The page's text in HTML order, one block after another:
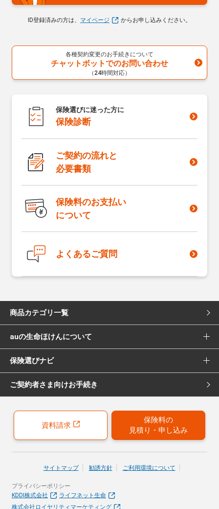
ID登録済みの方は、 マイページ からお申し込みください。
各種契約変更のお手続きについて
チャットボットでのお問い合わせ
（24時間対応）
保険選びに迷った方に
保険診断
ご契約の流れと
必要書類
保険料のお支払い
について
よくあるご質問
商品カテゴリ一覧
死亡保険
医療保険
女性向け医療保険
がん保険
女性向けがん保険
40歳以上の方にはこちらもおすすめ
auの生命ほけんについて
選ばれる理由
Pontaポイント還元について
保険募集代理店について
引受保険会社について
保険選びナビ
保険選びナビ トップ
保険診断
おすすめ加入例
お客さまの声
ご契約者さま向けお手続き
資料請求
保険料の
見積り・申し込み
サイトマップ 勧誘方針 ご利用環境について
プライバシーポリシー
KDDI株式会社
ライフネット生命
株式会社ロイヤリティマーケティング